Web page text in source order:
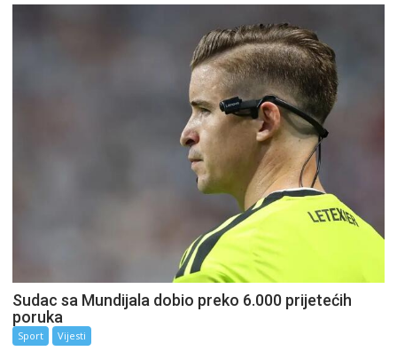
Sudac sa Mundijala dobio preko 6.000 prijetećih
poruka
Sport Vijesti